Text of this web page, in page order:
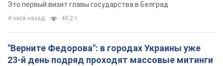
Это первый визит главы государства в Белград
4 часа назад 49,2 т.
"Верните Федорова": в городах Украины уже
23-й день подряд проходят массовые митинги